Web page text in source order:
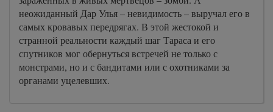
неожиданный Дар Улья – невидимость – выручал его в
самых кровавых передрягах. В этой жестокой и
странной реальности каждый шаг Тараса и его
спутников мог обернуться встречей не только с
монстрами, но и с бандитами или с охотниками за
органами уцелевших.